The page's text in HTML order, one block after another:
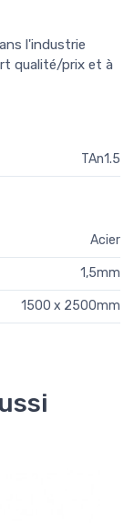
l'industrie
qualité/prix et à
TAn1.5
Acier
1,5mm
1500 x 2500mm